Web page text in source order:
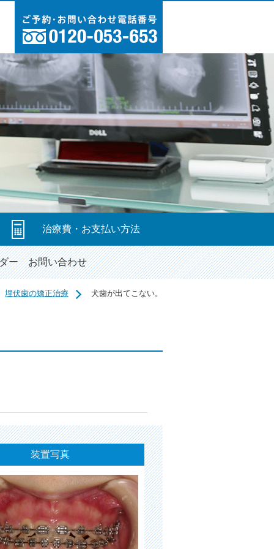
治療費・お支払い方法
ー お問い合わせ
埋伏歯の矯正治療 犬歯が出てこない。
装置写真